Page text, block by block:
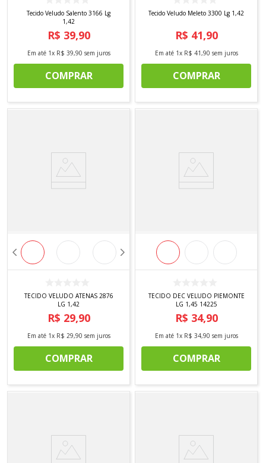
Tecido Veludo Salento 3166 Lg
1,42
R$ 39,90
Em até 1x R$ 39,90 sem juros
COMPRAR
Tecido Veludo Meleto 3300 Lg 1,42
R$ 41,90
Em até 1x R$ 41,90 sem juros
COMPRAR
TECIDO VELUDO ATENAS 2876
LG 1,42
R$ 29,90
Em até 1x R$ 29,90 sem juros
COMPRAR
TECIDO DEC VELUDO PIEMONTE
LG 1,45 14225
R$ 34,90
Em até 1x R$ 34,90 sem juros
COMPRAR